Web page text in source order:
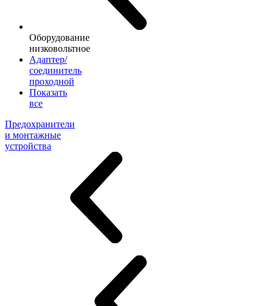
Оборудование
низковольтное
Адаптер/
соединитель
проходной
Показать
все
Предохранители
и монтажные
устройства